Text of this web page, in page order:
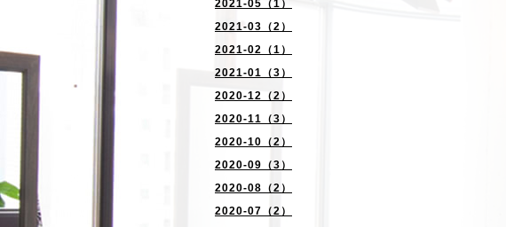
2021-05（1）
2021-03（2）
2021-02（1）
2021-01（3）
2020-12（2）
2020-11（3）
2020-10（2）
2020-09（3）
2020-08（2）
2020-07（2）